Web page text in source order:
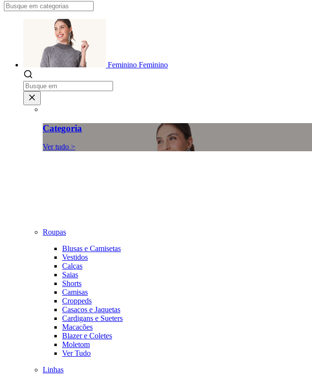
Feminino Feminino
Categoria
Ver tudo >
Roupas
Blusas e Camisetas
Vestidos
Calças
Saias
Shorts
Camisas
Croppeds
Casacos e Jaquetas
Cardigans e Sueters
Macacões
Blazer e Coletes
Moletom
Ver Tudo
Linhas